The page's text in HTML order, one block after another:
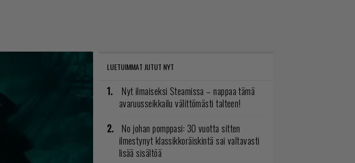
LUETUIMMAT JUTUT NYT
Nyt ilmaiseksi Steamissa – nappaa tämä
avaruusseikkailu välittömästi talteen!
No johan pomppasi: 30 vuotta sitten
ilmestynyt klassikkoräiskintä sai valtavasti
lisää sisältöä